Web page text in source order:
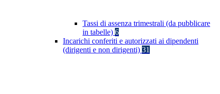
Tassi di assenza trimestrali (da pubblicare
in tabelle) 6
Incarichi conferiti e autorizzati ai dipendenti
(dirigenti e non dirigenti) 31